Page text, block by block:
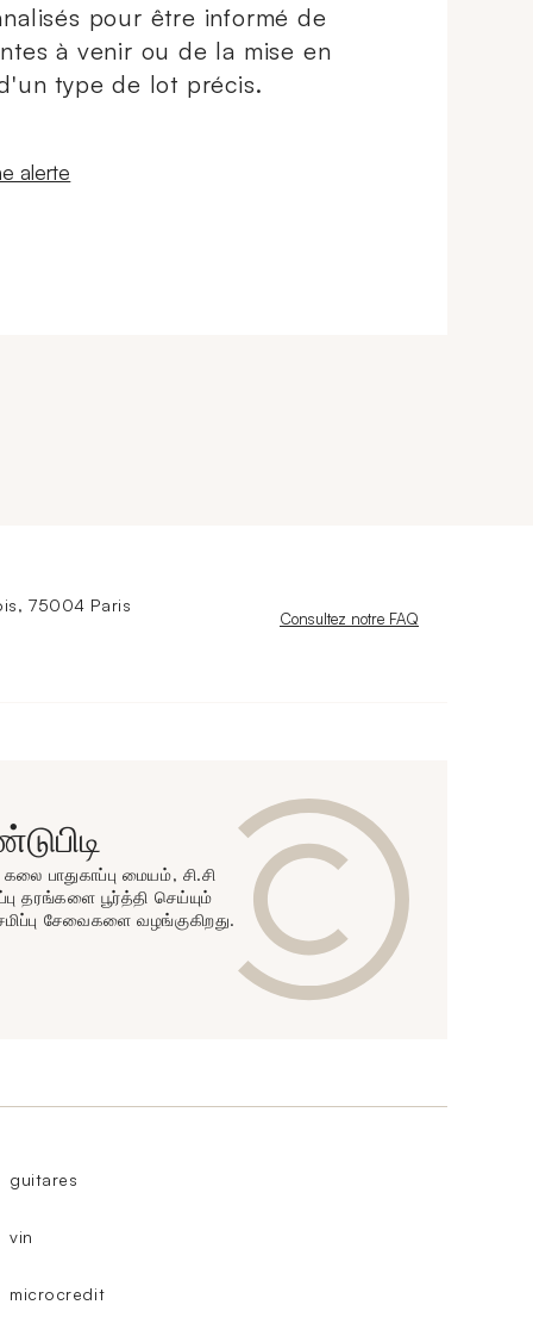
pour être informé de
à venir ou de la mise en
type de lot précis.
fenêtre
alerte
75004 Paris
Nouvelle fenêtre
Consultez notre FAQ
கலை பாதுகாப்பு மையம், சி.சி
தரங்களை பூர்த்தி செய்யும்
சேவைகளை வழங்குகிறது.
guitares
vin
microcredit